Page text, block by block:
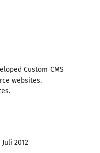
Custom CMS
websites.
2012